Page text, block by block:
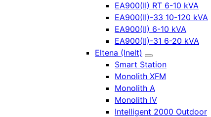
EA900(II) RT 6-10 kVA
EA900(II)-33 10-120 kVA
EA900(II) 6-10 kVA
EA900(II)-31 6-20 kVA
Eltena (Inelt)
Smart Station
Monolith XFM
Monolith A
Monolith IV
Intelligent 2000 Outdoor